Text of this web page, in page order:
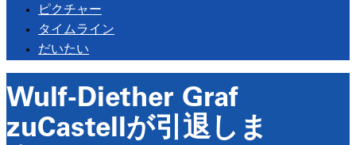
ピクチャー
タイムライン
だいたい
Wulf-Diether Graf
zuCastellが引退しま